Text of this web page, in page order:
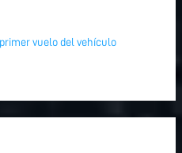
vuelo del vehículo